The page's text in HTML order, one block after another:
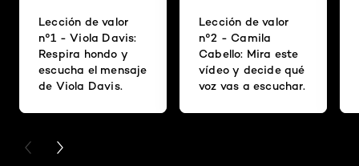
Lección de valor
n°1 - Viola Davis:
Respira hondo y
escucha el mensaje
de Viola Davis.
Lección de valor
n°2 - Camila
Cabello: Mira este
vídeo y decide qué
voz vas a escuchar.
PREVIOUS CARD
NEXT CARD